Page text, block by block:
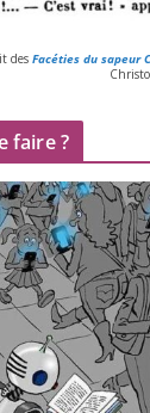
des Facéties du sapeur
faire ?